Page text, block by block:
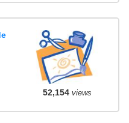
52,154views